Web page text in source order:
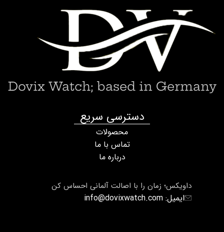
داویکس؛ زمان را با اصالت آلمانی احساس کن
ایمیل: info@dovixwatch.com
دسترسی سریع
محصولات
تماس با ما
درباره ما
Dovix Watch; based in Germany